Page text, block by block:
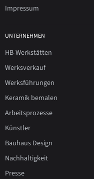
Impressum
UNTERNEHMEN
HB-Werkstätten
Werksverkauf
Werksführungen
Keramik bemalen
Arbeitsprozesse
Künstler
Bauhaus Design
Nachhaltigkeit
Presse